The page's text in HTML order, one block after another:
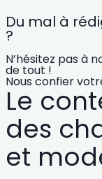
Du mal à
?
N’hésitez pas à
de tout !
Nous confier
Le
des
et